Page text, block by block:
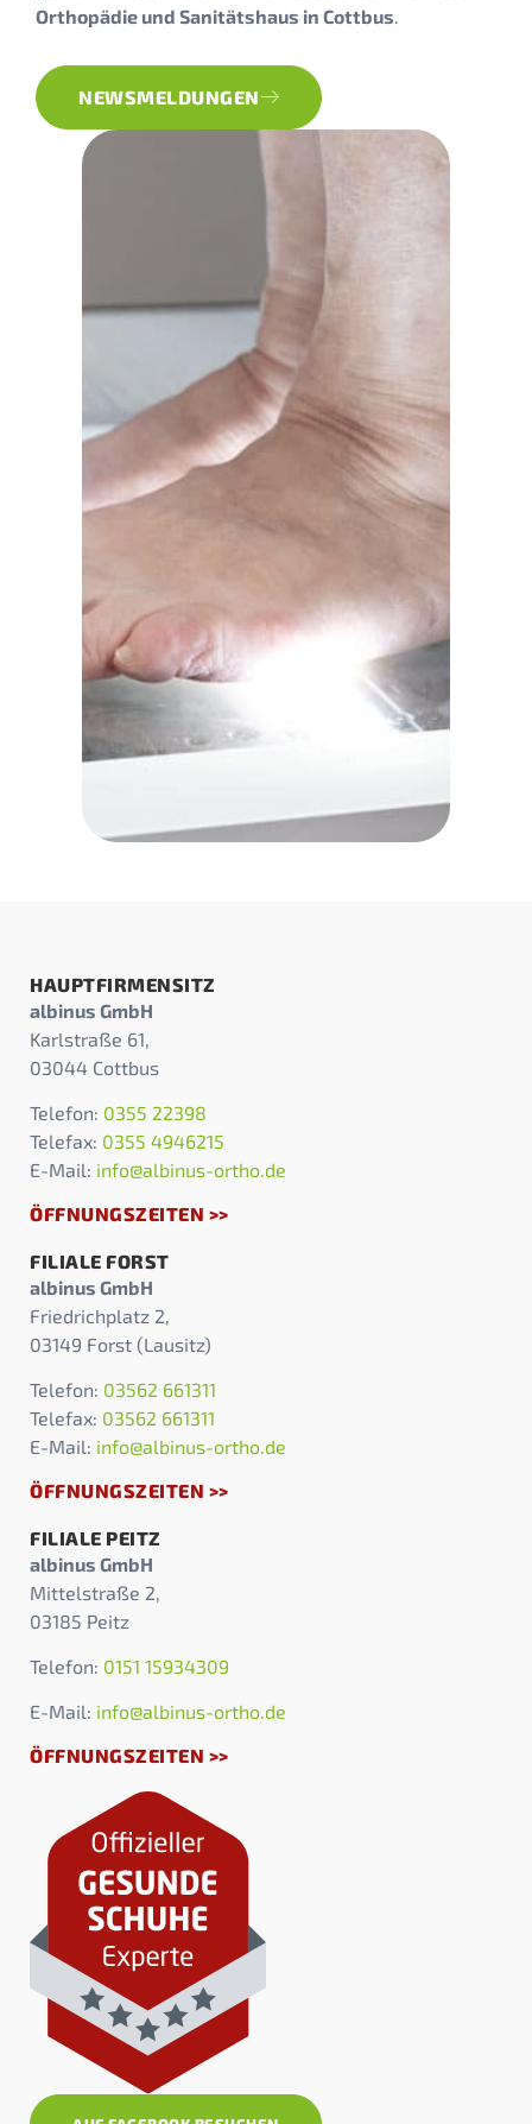
Orthopädie und Sanitätshaus in Cottbus
NEWSMELDUNGEN
HAUPTFIRMENSITZ
albinus GmbH
Karlstraße 61,
03044 Cottbus
Telefon: 0355 22398
Telefax: 0355 4946215
E-Mail: info@albinus-ortho.de
ÖFFNUNGSZEITEN >>
FILIALE FORST
albinus GmbH
Friedrichplatz 2,
03149 Forst (Lausitz)
Telefon: 03562 661311
Telefax: 03562 661311
E-Mail: info@albinus-ortho.de
ÖFFNUNGSZEITEN >>
FILIALE PEITZ
albinus GmbH
Mittelstraße 2,
03185 Peitz
Telefon: 0151 15934309
E-Mail: info@albinus-ortho.de
ÖFFNUNGSZEITEN >>